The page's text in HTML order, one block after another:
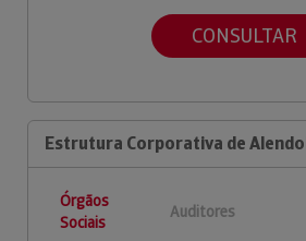
CONSULTAR
Estrutura Corporativa de
Órgãos
Sociais
Auditores